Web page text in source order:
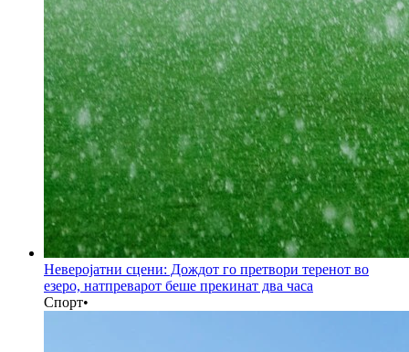
Неверојатни сцени: Дождот го претвори теренот во
езеро, натпреварот беше прекинат два часа
Спорт•